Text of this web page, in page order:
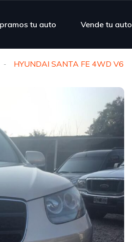
tu auto Vende tu auto
HYUNDAI SANTA FE 4WD V6